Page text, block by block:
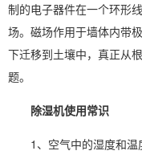
制的电子器件在一个环形
场。磁场作用于墙体内带
下迁移到土壤中，真正从
题。
除湿机使用常识
1、空气中的湿度和温